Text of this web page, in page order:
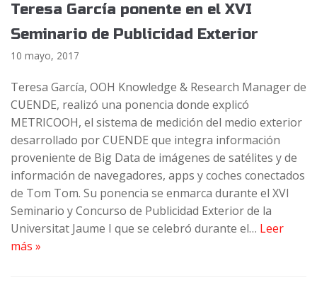
Teresa García ponente en el XVI
Seminario de Publicidad Exterior
10 mayo, 2017
Teresa García, OOH Knowledge & Research Manager de
CUENDE, realizó una ponencia donde explicó
METRICOOH, el sistema de medición del medio exterior
desarrollado por CUENDE que integra información
proveniente de Big Data de imágenes de satélites y de
información de navegadores, apps y coches conectados
de Tom Tom. Su ponencia se enmarca durante el XVI
Seminario y Concurso de Publicidad Exterior de la
Universitat Jaume I que se celebró durante el… Leer
más »